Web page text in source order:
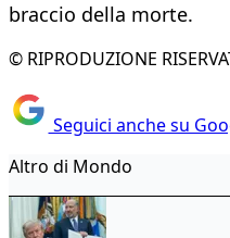
braccio della morte.
© RIPRODUZIONE
Seguici anche su
Altro di Mondo